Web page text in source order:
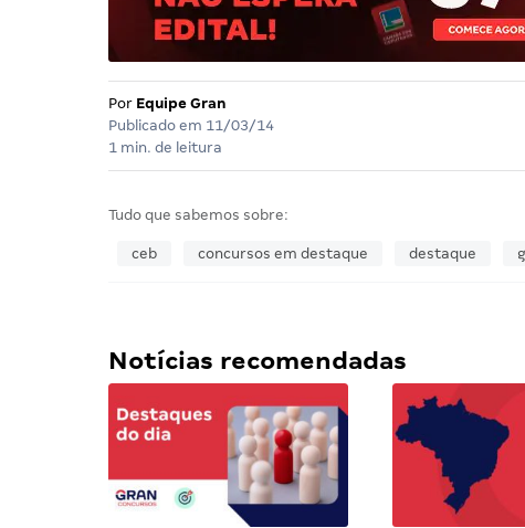
Por Equipe Gran
Publicado em 11/03/14
1 min. de leitura
Tudo que sabemos sobre:
ceb concursos em destaque destaque
Notícias recomendadas